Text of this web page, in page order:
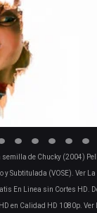
semilla de Chucky (2004)
y Subtitulada (VOSE). Ver
En Linea sin Cortes HD.
en Calidad HD 1080p. Ver